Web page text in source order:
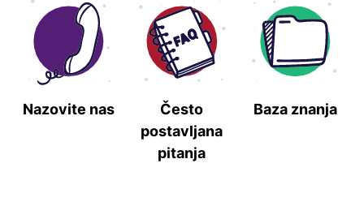
Nazovite nas
Često
postavljana
pitanja
Baza znanja